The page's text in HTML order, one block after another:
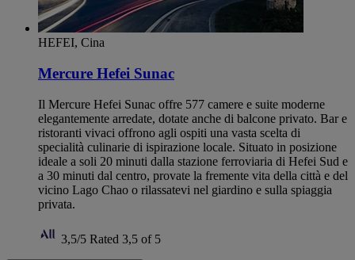
HEFEI, Cina
Mercure Hefei Sunac
Il Mercure Hefei Sunac offre 577 camere e suite moderne
elegantemente arredate, dotate anche di balcone privato. Bar e
ristoranti vivaci offrono agli ospiti una vasta scelta di
specialità culinarie di ispirazione locale. Situato in posizione
ideale a soli 20 minuti dalla stazione ferroviaria di Hefei Sud e
a 30 minuti dal centro, provate la fremente vita della città e del
vicino Lago Chao o rilassatevi nel giardino e sulla spiaggia
privata.
3,5/5 Rated 3,5 of 5